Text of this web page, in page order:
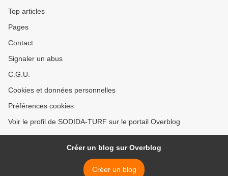
Top articles
Pages
Contact
Signaler un abus
C.G.U.
Cookies et données personnelles
Préférences cookies
Voir le profil de SODIDA-TURF sur le portail Overblog
Créer un blog sur Overblog
Créer un blog